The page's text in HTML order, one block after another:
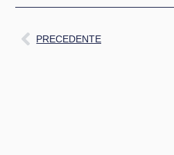
PRECEDENTE